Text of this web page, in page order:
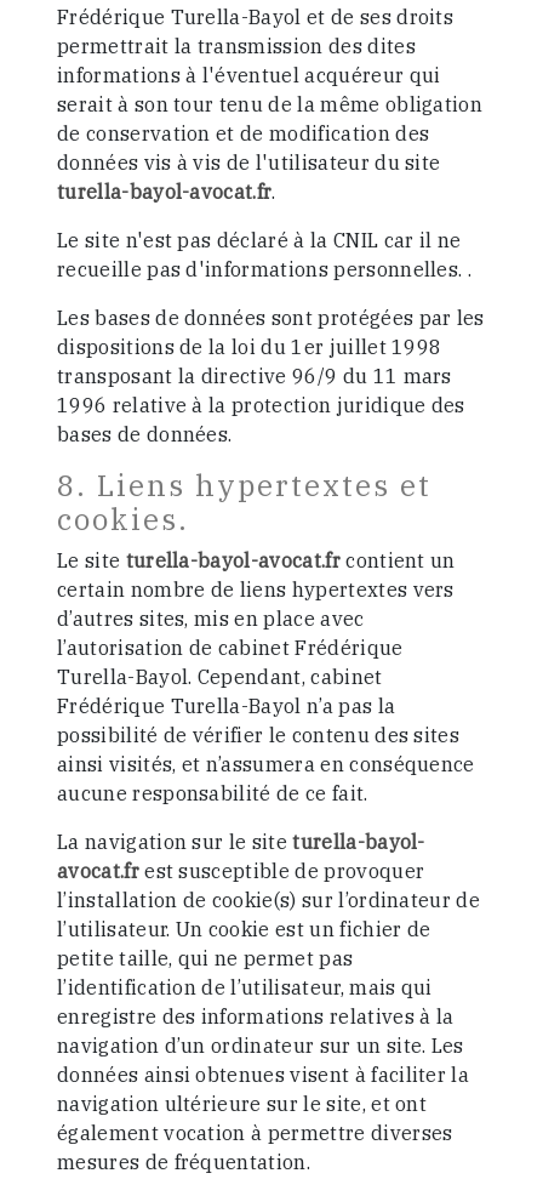
Frédérique Turella-Bayol et de ses droits
permettrait la transmission des dites
informations à l'éventuel acquéreur qui
serait à son tour tenu de la même obligation
de conservation et de modification des
données vis à vis de l'utilisateur du site
turella-bayol-avocat.fr.
Le site n'est pas déclaré à la CNIL car il ne
recueille pas d'informations personnelles. .
Les bases de données sont protégées par les
dispositions de la loi du 1er juillet 1998
transposant la directive 96/9 du 11 mars
1996 relative à la protection juridique des
bases de données.
8. Liens hypertextes et
cookies.
Le site turella-bayol-avocat.frcontient un
certain nombre de liens hypertextes vers
d’autres sites, mis en place avec
l’autorisation de cabinet Frédérique
Turella-Bayol. Cependant, cabinet
Frédérique Turella-Bayol n’a pas la
possibilité de vérifier le contenu des sites
ainsi visités, et n’assumera en conséquence
aucune responsabilité de ce fait.
La navigation sur le siteturella-bayol-
avocat.frest susceptible de provoquer
l’installation de cookie(s) sur l’ordinateur de
l’utilisateur. Un cookie est un fichier de
petite taille, qui ne permet pas
l’identification de l’utilisateur, mais qui
enregistre des informations relatives à la
navigation d’un ordinateur sur un site. Les
données ainsi obtenues visent à faciliter la
navigation ultérieure sur le site, et ont
également vocation à permettre diverses
mesures de fréquentation.